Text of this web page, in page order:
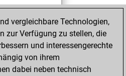
of 3
Fritz
a new Elo
vergleichbare Technologien,
zur Verfügung zu stellen, die
und interessengerechte
von ihrem
dabei neben technisch